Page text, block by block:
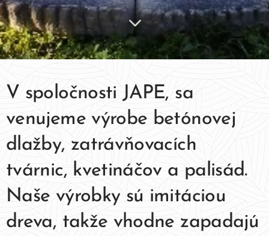
V spoločnosti JAPE, sa
venujeme výrobe betónovej
dlažby, zatrávňovacích
tvárnic, kvetináčov a palisád.
Naše výrobky sú imitáciou
dreva, takže vhodne zapadajú